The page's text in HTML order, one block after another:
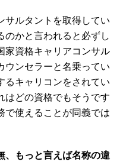
ルタントを取得してい
のかと言われると必ずし
家資格キャリアコンサル
ウンセラーと名乗ってい
るキャリコンをされてい
はどの資格でもそうです
で使えることが同義では
、もっと言えば名称の違